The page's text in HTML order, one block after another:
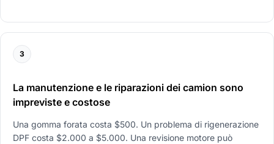
3
La manutenzione e le riparazioni dei camion sono
impreviste e costose
Una gomma forata costa $500. Un problema di rigenerazione
DPF costa $2.000 a $5.000. Una revisione motore può